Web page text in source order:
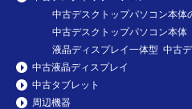
中古デスクトップパソコン本体
中古デスクトップパソコン本体
液晶ディスプレイ一体型 中古
中古液晶ディスプレイ
中古タブレット
周辺機器